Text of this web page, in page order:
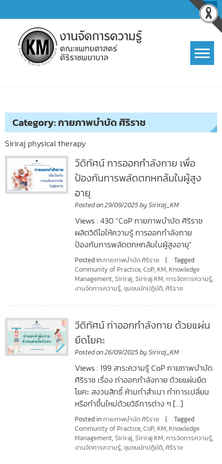
to
content
Category:กายภาพบำบัด ศิริราช
Siriraj physical therapy
วีดิทัศน์ การออกกำลังกาย เพื่อ
ป้องกันการพลัดตกหกล้มในผู้สูง
อายุ
Posted on29/09/2025bySiriraj_KM
Views : 430 “CoP กายภาพบำบัด ศิริราช
ผลิตวิดีโอให้ความรู้ การออกกำลังกาย
ป้องกันการพลัดตกหกล้มในผู้สูงอายุ”
Posted inกายภาพบำบัด ศิริราช
Tagged
Community of Practice,CoP, KM, Knowledge
Management,Siriraj,Siriraj KM,การจัดการความรู้,
งานจัดการความรู้,ชุมชนนักปฏิบัติ, ศิริราช
วีดิทัศน์ ท่าออกกำลังกาย ด้วยแผ่น
ยืดโยคะ
Posted on26/09/2025bySiriraj_KM
Views : 199 สาระความรู้ CoP กายภาพบำบัด
ศิริราช เรื่อง ท่าออกกำลังกาย ด้วยแผ่นยืด
โยคะ สงวนสิทธิ์ ห้ามทำสำเนา ทำการเปลี่ยน
หรือทำขึ้นใหม่ด้วยวิธีการต่าง ๆ […]
Posted inกายภาพบำบัด ศิริราช
Tagged
Community of Practice,CoP, KM, Knowledge
Management,Siriraj,Siriraj KM,การจัดการความรู้,
งานจัดการความรู้,ชุมชนนักปฏิบัติ, ศิริราช